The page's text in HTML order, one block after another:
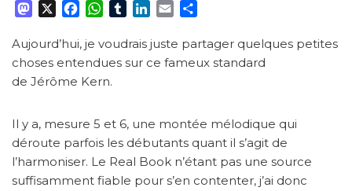
M
s
t
o
n
X
c
e
b
k
W
a
t
s
p
m
b
n
k
n
a
i
r
t
r
Aujourd’hui, je voudrais juste partager quelques petites
choses entendues sur ce fameux standard
de Jérôme Kern.
Il y a, mesure 5 et 6, une montée mélodique qui
déroute parfois les débutants quant il s’agit de
l’harmoniser. Le Real Book n’étant pas une source
suffisamment fiable pour s’en contenter, j’ai donc